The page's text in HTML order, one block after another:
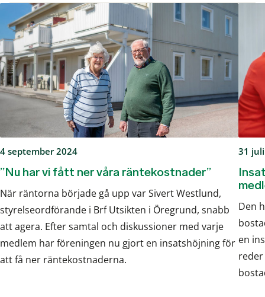
4 september 2024
”Nu har vi fått ner våra räntekostnader”
När räntorna började gå upp var Sivert Westlund,
styrelseordförande i Brf Utsikten i Öregrund, snabb
att agera. Efter samtal och diskussioner med varje
medlem har föreningen nu gjort en insatshöjning för
att få ner räntekostnaderna.
31
Den
en